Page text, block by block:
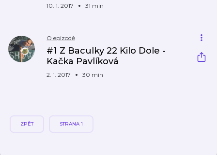
10. 1. 2017 31 min
O epizodě
#1 Z Baculky 22 Kilo Dole -
Kačka Pavlíková
2. 1. 2017 30 min
ZPĚT STRANA 1